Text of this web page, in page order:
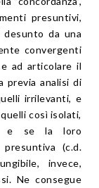
presuntivi,
da una
convergenti
ad articolare il
previa analisi di
irrilevanti, e
così isolati,
e se la loro
presuntiva (c.d.
invece,
Ne consegue